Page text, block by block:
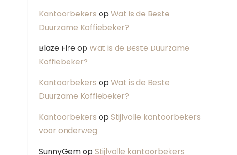
Kantoorbekers op Wat is de Beste
Duurzame Koffiebeker?
Blaze Fireop Wat is de Beste Duurzame
Koffiebeker?
Kantoorbekers op Wat is de Beste
Duurzame Koffiebeker?
Kantoorbekers op Stijlvolle kantoorbekers
voor onderweg
SunnyGemop Stijlvolle kantoorbekers